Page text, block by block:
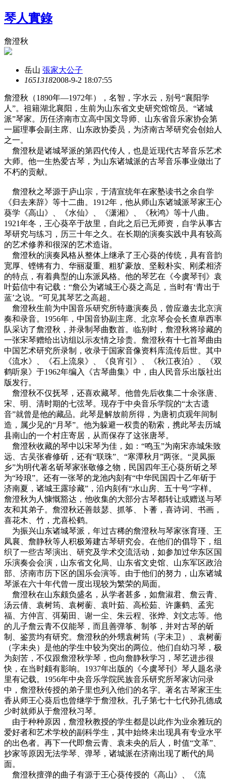
琴人實錄
詹澄秋
岳山 張家大公子
16513182008-9-2 18:07:55
詹澄秋（1890年—1972年），名智，字水云，别号“襄阳学
人”。祖籍湖北襄阳，生前为山东省文史研究馆馆员。“诸城
派”琴家。历任济南市立高中国文导师、山东省音乐家协会第
一届理事会副主席、山东政协委员，为济南古琴研究会创始人
之一。
詹澄秋是诸城琴派的第四代传人，也是近现代古琴音乐艺术
大师。他一生热爱古琴，为山东诸城派的古琴音乐事业做出了
不朽的贡献。
詹澄秋之琴源于庐山宗，于清宣统年在家塾读书之余自学
《归去来辞》等十二曲。1912年，他从师山东诸城派琴家王心
葵学《高山》、《水仙》、《潇湘》、《秋鸿》等十八曲。
1921年冬，王心葵卒于故里，自此之后已无师资，自学从事古
琴研究与练习，历三十年之久。在长期的演奏实践中具有较高
的艺术修养和很深的艺术造诣。
詹澄秋的演奏风格从整体上继承了王心葵的传统，具有音韵
宽厚、铿锵有力、华丽凝重、粗犷豪放、坚毅朴实、刚柔相济
的特点，有着典型的山东派风格。他的琴艺在《今虞琴刊》袁
叶茹信中有记载：“詹公为诸城王心葵之高足，当时有‘青出于
蓝’之说。”可见其琴艺之高超。
詹澄秋生前为中国音乐研究所特邀演奏员，曾应邀去北京演
奏和录音。1956年，中国音协副主席、北京琴会会长查阜西率
队采访了詹澄秋，并录制琴曲数首。临别时，詹澄秋将珍藏的
一张宋琴赠给出访组以示友情之珍贵。詹澄秋有十七首琴曲由
中国艺术研究所录制，收录于国家音像资料库流传后世。其中
《流水》、《石上流泉》、《良宵引》、《秋江夜泊》、《双
鹤听泉》于1962年编入《古琴曲集》中，由人民音乐出版社出
版发行。
詹澄秋不仅抚琴，还喜欢藏琴。他曾先后收集二十余张唐、
宋、明、清时期的七弦琴。现存于中央音乐学院的“太古遗
音”就曾是他的藏品。此琴是解放前所得，为唐初贞观年间制
造，属少见的“月琴”。他为躲避一权贵的勒索，携此琴去历城
县南山的一个村庄寄居，从而保存了这张唐琴。
詹澄秋收藏的琴中以宋琴为佳，如：“鸣玉”为南宋赤城朱致
远、古吴张睿修斫，还有“联珠”、“寒潭秋月”两张。“灵凤振
乡”为明代著名斫琴家张敬修之物，民国四年王心葵所斫之琴
为“玲琅”。还有一张琴的龙池内刻有“中华民国四十乙年斫于
济南夏，诸城王露珍藏”，沿内刻有“水山房、五十号”字样。
詹澄秋为人慷慨豁达，他收集的大部分古琴都转让或赠送与琴
友和其弟子。詹澄秋还善鼓瑟、抓筝、卜蓍，喜诗词、书画，
喜花木、竹，尤喜松鹤。
为振兴山东诸城琴派，年过古稀的詹澄秋与琴家张育瑾、王
凤襄、詹静秋等人积极筹建古琴研究会。在他们的倡导下，组
织了一些古琴演出、研究及学术交流活动，如参加过华东区国
乐演奏会会演，山东省文化局、山东省文史馆、山东军区政治
部、济南市历下区的国乐会演等。由于他们的努力，山东诸城
琴派在六十年代曾一度出现较为繁荣的局面。
詹澄秋在山东颇负盛名，从学者甚多，如詹淑君、詹云青、
汤云倩、袁树筠、袁树蘅、袁叶茹、高松茹、许廉鹤、孟宪
福、方仲言、弭菊田、谢一尘、朱云程、张烨、刘文志等。他
的儿子詹云青不仅能琴，而且善弹筝、制筝，并对古琴的斫
制、鉴赏均有研究。詹澄秋的外甥袁树筠（字未卫）、袁树蘅
（字未央）是他的学生中较为突出的两位。他们自幼习琴，极
为刻苦，不仅跟詹澄秋学琴，也向詹静秋学习，琴艺进步很
快，在当时颇有影响。1937年出版的《今虞琴刊》琴人题名录
里有记载。1956年中央音乐学院民族音乐研究所琴家访问录
中，詹澄秋传授的弟子里也列入他们的名字。著名古琴家王生
香从师王心葵后也曾继学于詹澄秋。孔子第七十七代孙孔德成
少时就师从于詹澄秋习琴。
由于种种原因，詹澄秋教授的学生都是以此作为业余雅玩的
爱好者和艺术学校的副科学生，其中始终未出现具有专业水平
的出色者。再下一代即詹云青、袁未央的后人，时值“文革”、
抄家等原因无法学琴、弹琴，诸城派在济南出现了断代的局
面。
詹澄秋擅弹的曲子有源于王心葵传授的《高山》、《流